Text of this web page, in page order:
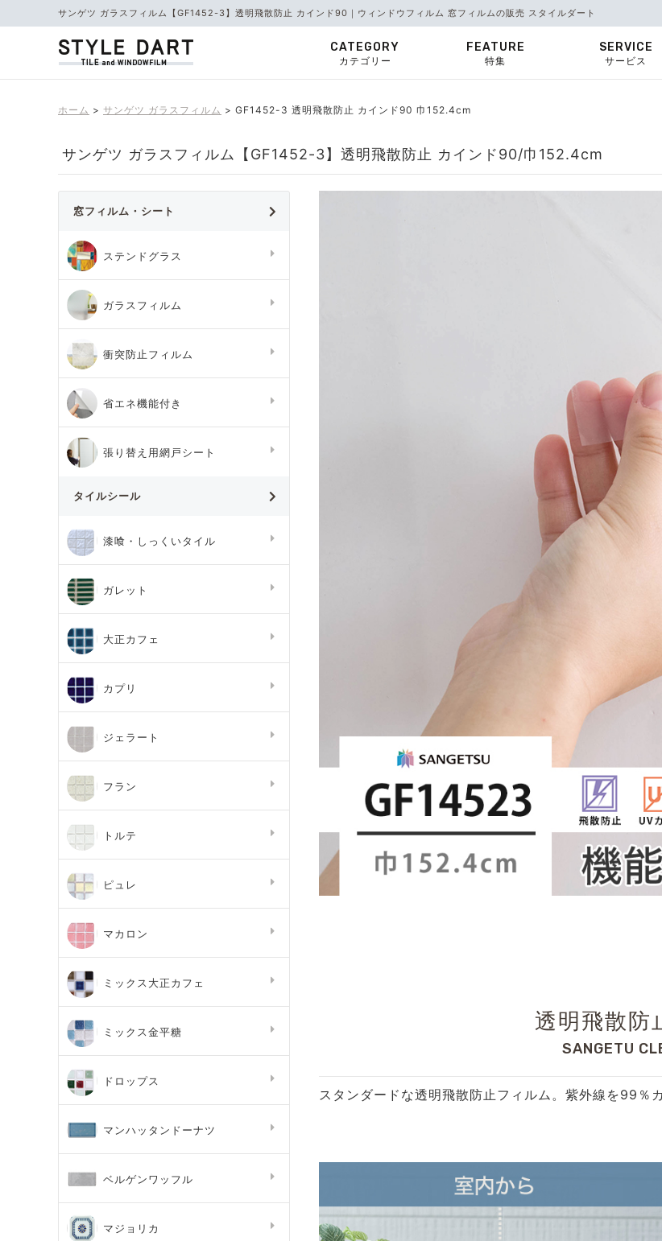
サンゲツ ガラスフィルム【GF1452-3】透明飛散防止 カインド90｜ウィンドウフィルム 窓フィルムの販売 スタイルダート
CATEGORY
カテゴリー
FEATURE
特集
SERVICE
サービス
ホーム サンゲツ ガラスフィルム GF1452-3 透明飛散防止 カインド90 巾152.4cm
サンゲツ ガラスフィルム【GF1452-3】透明飛散防止 カインド90/巾152.4cm
透明飛散
SANGETU
スタンダードな透明飛散防止フィルム。紫外線を99％
窓フィルム・シート
ステンドグラス
ガラスフィルム
衝突防止フィルム
省エネ機能付き
張り替え用網戸シート
タイルシール
漆喰・しっくいタイル
ガレット
大正カフェ
カプリ
ジェラート
フラン
トルテ
ピュレ
マカロン
ミックス大正カフェ
ミックス金平糖
ドロップス
マンハッタンドーナツ
ベルゲンワッフル
マジョリカ